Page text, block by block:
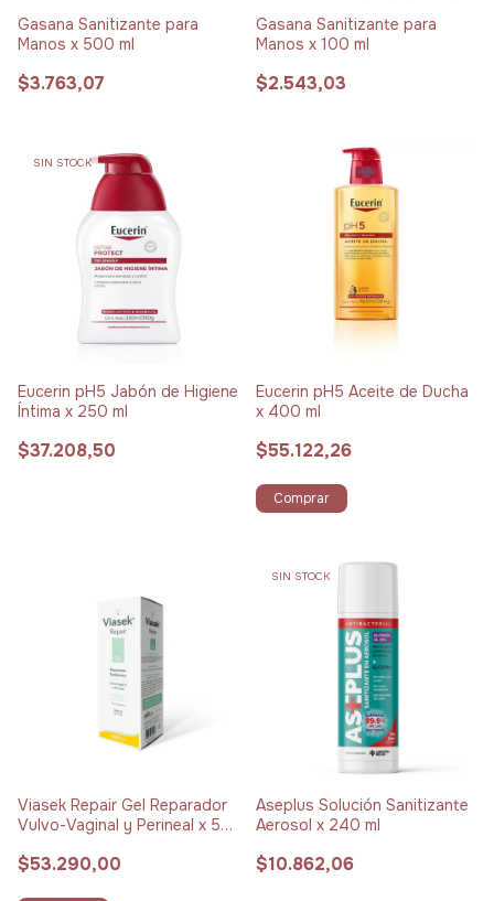
Gasana Sanitizante para
Manos x 500 ml
$3.763,07
Gasana Sanitizante para
Manos x 100 ml
$2.543,03
SIN STOCK
Eucerin pH5 Jabón de Higiene
Íntima x 250 ml
$37.208,50
Eucerin pH5 Aceite de Ducha
x 400 ml
$55.122,26
Comprar
Viasek Repair Gel Reparador
Vulvo-Vaginal y Perineal x 50
$53.290,00
SIN STOCK
Aseplus Solución Sanitizante
Aerosol x 240 ml
$10.862,06